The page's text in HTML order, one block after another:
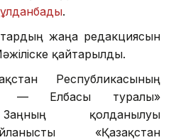
.
жаңа редакциясын
қайтарылды.
Республикасының
— Елбасы туралы»
қолданылуы
«Қазақстан